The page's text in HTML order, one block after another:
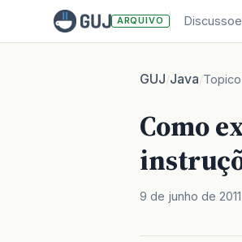
ARQUIVO
GUJ/Java/Topico
Como
9 de junho de 2011